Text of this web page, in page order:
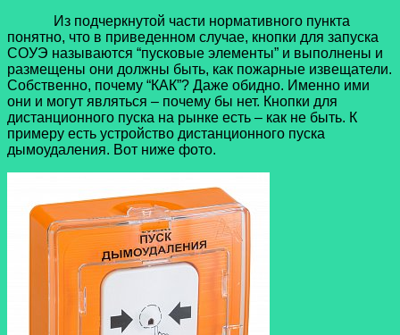
Из подчеркнутой части нормативного пункта
понятно, что в приведенном случае, кнопки для запуска
СОУЭ называются “пусковые элементы” и выполнены и
размещены они должны быть, как пожарные извещатели.
Собственно, почему “КАК”? Даже обидно. Именно ими
они и могут являться – почему бы нет. Кнопки для
дистанционного пуска на рынке есть – как не быть. К
примеру есть устройство дистанционного пуска
дымоудаления. Вот ниже фото.